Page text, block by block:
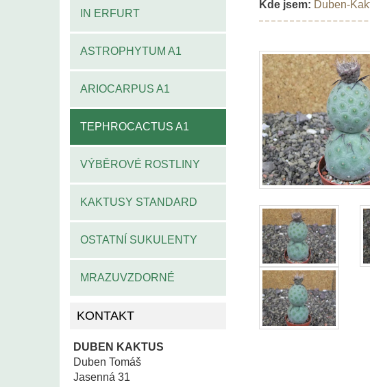
IN ERFURT
ASTROPHYTUM A1
ARIOCARPUS A1
TEPHROCACTUS A1
VÝBĚROVÉ ROSTLINY
KAKTUSY STANDARD
OSTATNÍ SUKULENTY
MRAZUVZDORNÉ
KONTAKT
DUBEN KAKTUS
Duben Tomáš
Jasenná 31
Kde jsem: Duben-